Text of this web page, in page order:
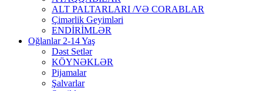
ALT PALTARLARI /VƏ CORABLAR
Çimərlik Geyimləri
ENDİRİMLƏR
Oğlanlar 2-14 Yaş
Dəst Setlər
KÖYNƏKLƏR
Pijamalar
Şalvarlar